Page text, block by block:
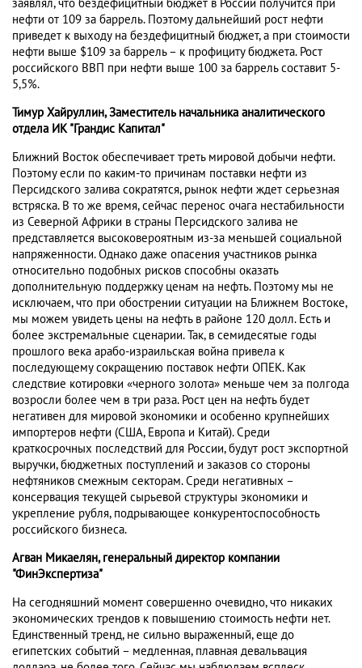
заявлял, что бездефицитный бюджет в России получится при
нефти от 109 за баррель. Поэтому дальнейший рост нефти
приведет к выходу на бездефицитный бюджет, а при стоимости
нефти выше $109 за баррель – к профициту бюджета. Рост
российского ВВП при нефти выше 100 за баррель составит 5-
5,5%.
Тимур Хайруллин, Заместитель начальника аналитического
отдела ИК "Грандис Капитал"
Ближний Восток обеспечивает треть мировой добычи нефти.
Поэтому если по каким-то причинам поставки нефти из
Персидского залива сократятся, рынок нефти ждет серьезная
встряска. В то же время, сейчас перенос очага нестабильности
из Северной Африки в страны Персидского залива не
представляется высоковероятным из-за меньшей социальной
напряженности. Однако даже опасения участников рынка
относительно подобных рисков способны оказать
дополнительную поддержку ценам на нефть. Поэтому мы не
исключаем, что при обострении ситуации на Ближнем Востоке,
мы можем увидеть цены на нефть в районе 120 долл. Есть и
более экстремальные сценарии. Так, в семидесятые годы
прошлого века арабо-израильская война привела к
последующему сокращению поставок нефти ОПЕК. Как
следствие котировки «черного золота» меньше чем за полгода
возросли более чем в три раза. Рост цен на нефть будет
негативен для мировой экономики и особенно крупнейших
импортеров нефти (США, Европа и Китай). Среди
краткосрочных последствий для России, будут рост экспортной
выручки, бюджетных поступлений и заказов со стороны
нефтяников смежным секторам. Среди негативных –
консервация текущей сырьевой структуры экономики и
укрепление рубля, подрывающее конкурентоспособность
российского бизнеса.
Агван Микаелян, генеральный директор компании
"ФинЭкспертиза"
На сегодняшний момент совершенно очевидно, что никаких
экономических трендов к повышению стоимость нефти нет.
Единственный тренд, не сильно выраженный, еще до
египетских событий – медленная, плавная девальвация